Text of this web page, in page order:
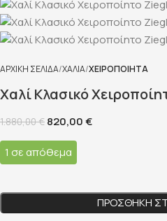
ΑΡΧΙΚΉ ΣΕΛΊΔΑ ΧΑΛΙΆ ΧΕΙΡΟΠΟΊΗΤΑ
Χαλί Κλασικό
1.880,00€ 820,00€
1 σε απόθεμα
ΠΡΟΣΘΉΚΗ